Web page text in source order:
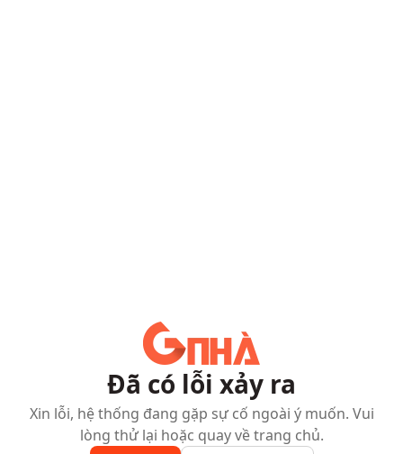
Đã có lỗi xảy ra
Xin lỗi, hệ thống đang gặp sự cố ngoài ý muốn. Vui
lòng thử lại hoặc quay về trang chủ.